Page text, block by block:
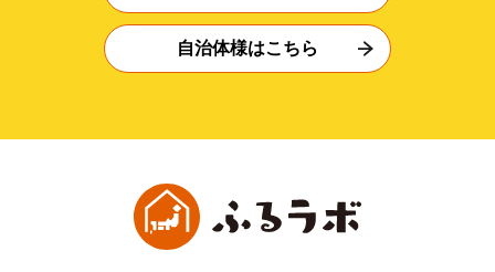
自治体様はこちら